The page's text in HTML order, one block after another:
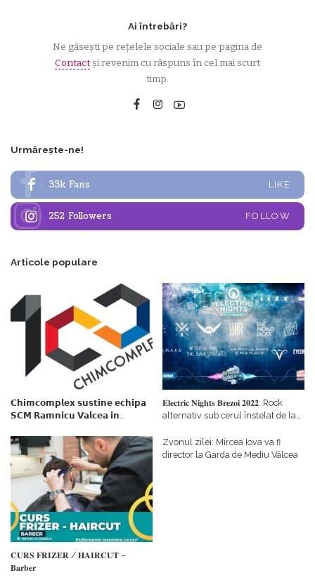
Ai întrebări?
Ne găsești pe rețelele sociale sau pe pagina de
Contactși revenim cu răspuns în cel mai scurt
timp.
Urmărește-ne!
33k Fans LIKE
252 Followers FOLLOW
Articole populare
𝗖𝗵𝗶𝗺𝗰𝗼𝗺𝗽𝗹𝗲𝘅 𝘀𝘂𝘀𝘁𝗶𝗻𝗲 𝗲𝗰𝗵𝗶𝗽𝗮
𝗦𝗖𝗠 𝗥𝗮𝗺𝗻𝗶𝗰𝘂 𝗩𝗮𝗹𝗰𝗲𝗮 𝗶𝗻
𝗳𝗶𝗻𝗮𝗻𝘁𝗮𝘁𝗼𝗿
𝐄𝐥𝐞𝐜𝐭𝐫𝐢𝐜 𝐍𝐢𝐠𝐡𝐭𝐬 𝐁𝐫𝐞𝐳𝐨𝐢 𝟐𝟎𝟐𝟐. Rock
alternativ sub cerul înstelat de la
𝐂𝐔𝐑𝐒 𝐅𝐑𝐈𝐙𝐄𝐑 / 𝐇𝐀𝐈𝐑𝐂𝐔𝐓 –
𝐁𝐚𝐫𝐛𝐞𝐫
Zvonul zilei: Mircea Iova va fi
director la Garda de Mediu Vâlcea